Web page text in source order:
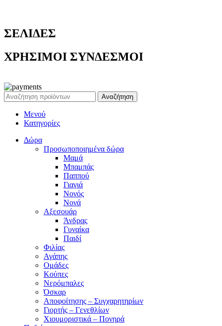
ΣΕΛΙΔΕΣ
ΧΡΗΣΙΜΟΙ ΣΥΝΔΕΣΜΟΙ
Αναζήτηση
Μενού
Κατηγορίες
Δώρα
Προσωποποιημένα δώρα
Μαμά
Μπαμπάς
Παππού
Γιαγιά
Νονός
Νονά
Αξεσουάρ
Άνδρας
Γυναίκα
Παιδί
Φιλίας
Αγάπης
Ομάδες
Κούπες
Νερόμπαλες
Όσκαρ
Αποφοίτησης – Συγχαρητηρίων
Γιορτής – Γενεθλίων
Χιουμοριστικά – Πονηρά